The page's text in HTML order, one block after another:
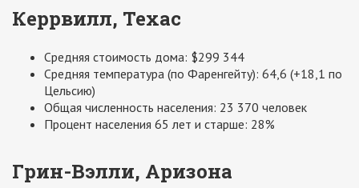
Керрвилл, Техас
Средняя стоимость дома: $299 344
Средняя температура (по Фаренгейту): 64,6 (+18,1 по
Цельсию)
Общая численность населения: 23 370 человек
Процент населения 65 лет и старше: 28%
Грин-Вэлли, Аризона